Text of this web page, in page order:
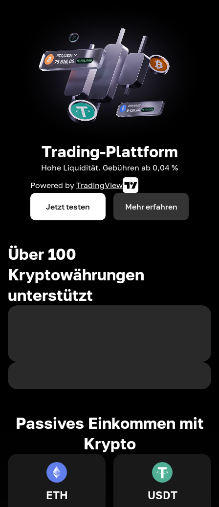
Trading-Plattform
Hohe Liquidität. Gebühren ab 0,04 %
Powered by TradingView
Jetzt testen Mehr erfahren
Über 100
Kryptowährungen
unterstützt
Passives Einkommen mit
Krypto
ETH USDT